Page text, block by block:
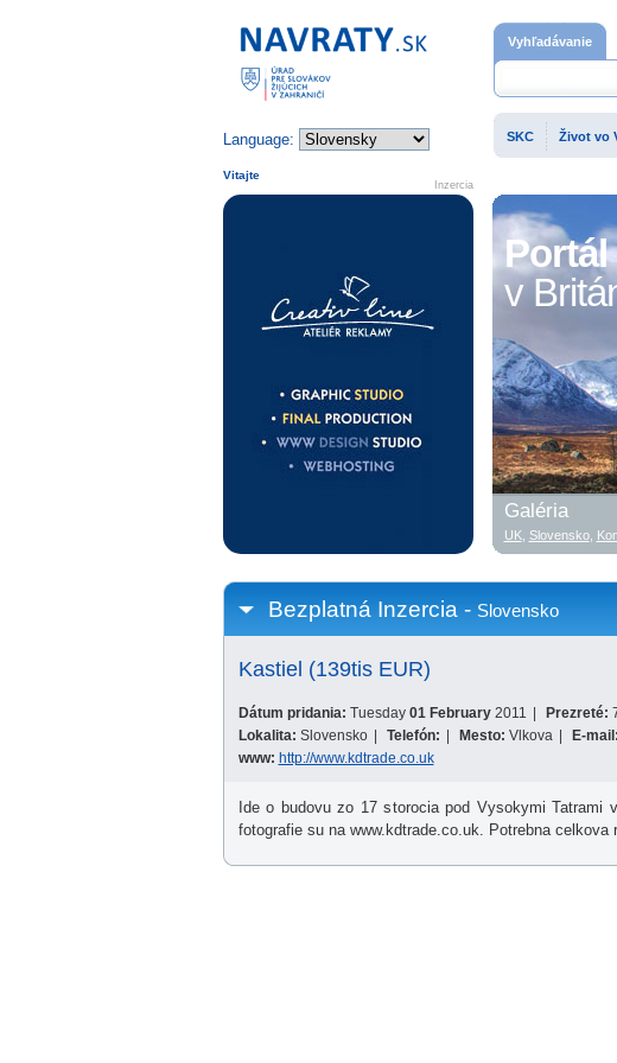
v
Bezplatná Inzercia - Slovensko
Kastiel (139tis EUR)
Dátum pridania: Tuesday 01 February2011 Prezreté:
Lokalita: Slovensko Telefón: Mesto: Vlkova E-mail:
www: http://www.kdtrade.co.uk
Ide o budovu zo 17 storocia pod Vysokymi
fotografie su na www.kdtrade.co.uk. Potrebna celkova
Domovská stránka
Language:
Vyhľadávanie
SKC Život vo
Inzercia
Vitajte
Galéria
UK, Slovensko,